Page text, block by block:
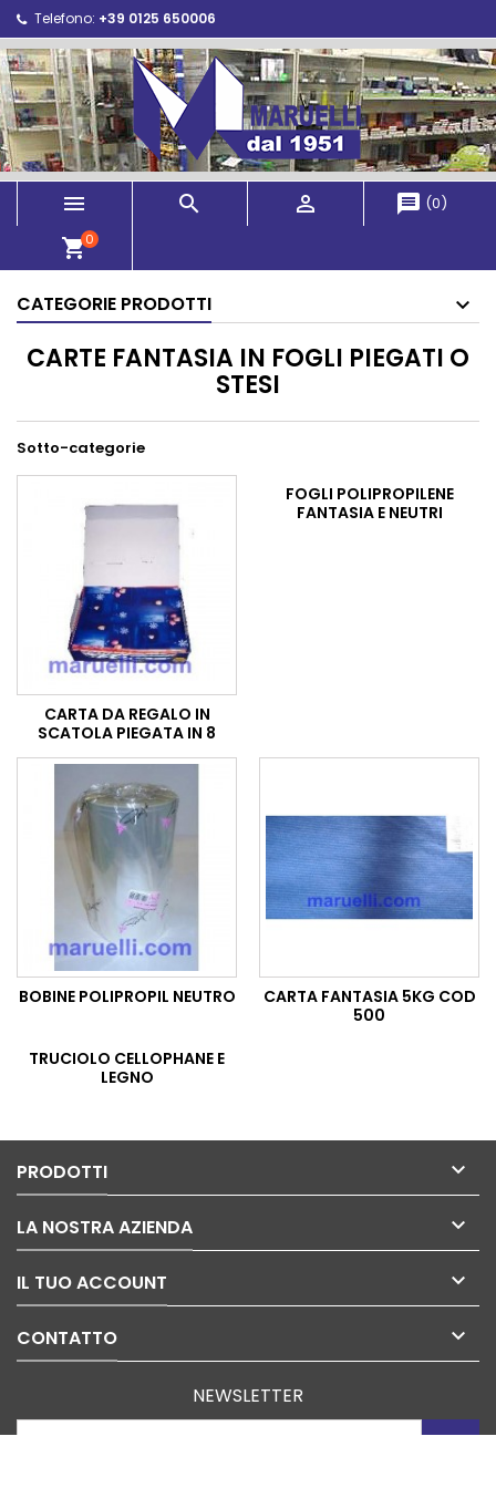
Telefono: +39 0125 650006
   message (0)
shopping_cart0
CATEGORIE PRODOTTI
CARTE FANTASIA IN FOGLI PIEGATI O
STESI
Sotto-categorie
CARTA DA REGALO IN
SCATOLA PIEGATA IN 8
FOGLI POLIPROPILENE
FANTASIA E NEUTRI
BOBINE POLIPROPIL NEUTRO
CARTA FANTASIA 5KG COD
500
TRUCIOLO CELLOPHANE E
LEGNO
PRODOTTI 
LA NOSTRA AZIENDA 
IL TUO ACCOUNT 
CONTATTO 
NEWSLETTER